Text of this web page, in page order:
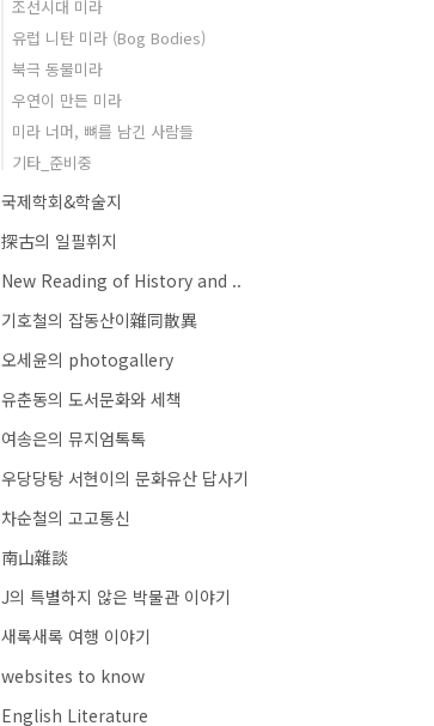
조선시대 미라
유럽 니탄 미라 (Bog Bodies)
북극 동물미라
우연이 만든 미라
미라 너머, 뼈를 남긴 사람들
기타_준비중
국제학회&학술지
探古의 일필휘지
New Reading of History and ..
기호철의 잡동산이雜同散異
오세윤의 photogallery
유춘동의 도서문화와 세책
여송은의 뮤지엄톡톡
우당당탕 서현이의 문화유산 답사기
차순철의 고고통신
南山雜談
J의 특별하지 않은 박물관 이야기
새록새록 여행 이야기
websites to know
English Literature